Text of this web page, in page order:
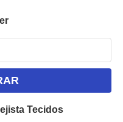
Tecidos